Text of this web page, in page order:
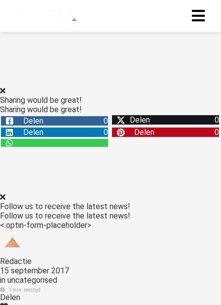
Sharing would be great!
Sharing would be great!
Delen
0 Delen
0
Delen
0 Delen 0
Follow us to receive the latest news!
Follow us to receive the latest news!
<:optin-form-placeholder>
Redactie
15 september 2017
in uncategorised
1 min. leestijd
Delen